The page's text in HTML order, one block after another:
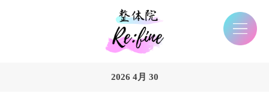
2026 4月 30